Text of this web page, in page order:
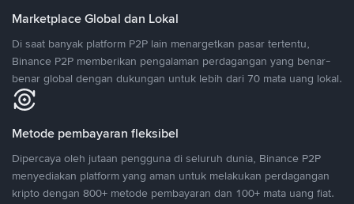
Marketplace Global dan Lokal
Di saat banyak platform P2P lain menargetkan pasar tertentu,
Binance P2P memberikan pengalaman perdagangan yang benar-
benar global dengan dukungan untuk lebih dari 70 mata uang lokal.
Metode pembayaran fleksibel
Dipercaya oleh jutaan pengguna di seluruh dunia, Binance P2P
menyediakan platform yang aman untuk melakukan perdagangan
kripto dengan 800+ metode pembayaran dan 100+ mata uang fiat.